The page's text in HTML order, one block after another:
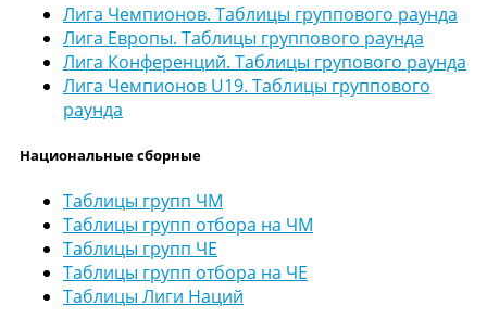
Лига Чемпионов. Таблицы группового раунда
Лига Европы. Таблицы группового раунда
Лига Конференций. Таблицы групового раунда
Лига Чемпионов U19. Таблицы группового
раунда
Национальные сборные
Таблицы групп ЧМ
Таблицы групп отбора на ЧМ
Таблицы групп ЧЕ
Таблицы групп отбора на ЧЕ
Таблицы Лиги Наций